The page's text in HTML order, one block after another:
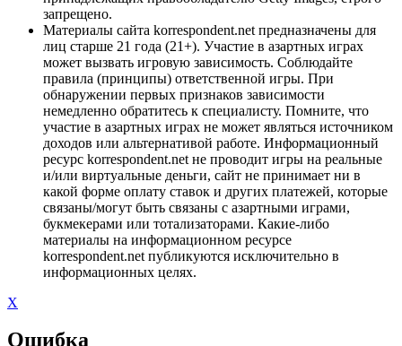
запрещено.
Материалы сайта korrespondent.net предназначены для
лиц старше 21 года (21+). Участие в азартных играх
может вызвать игровую зависимость. Соблюдайте
правила (принципы) ответственной игры. При
обнаружении первых признаков зависимости
немедленно обратитесь к специалисту. Помните, что
участие в азартных играх не может являться источником
доходов или альтернативой работе. Информационный
ресурс korrespondent.net не проводит игры на реальные
и/или виртуальные деньги, сайт не принимает ни в
какой форме оплату ставок и других платежей, которые
связаны/могут быть связаны с азартными играми,
букмекерами или тотализаторами. Какие-либо
материалы на информационном ресурсе
korrespondent.net публикуются исключительно в
информационных целях.
X
Ошибка